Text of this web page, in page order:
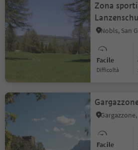
Zona
Facile
Difficoltà
Facile